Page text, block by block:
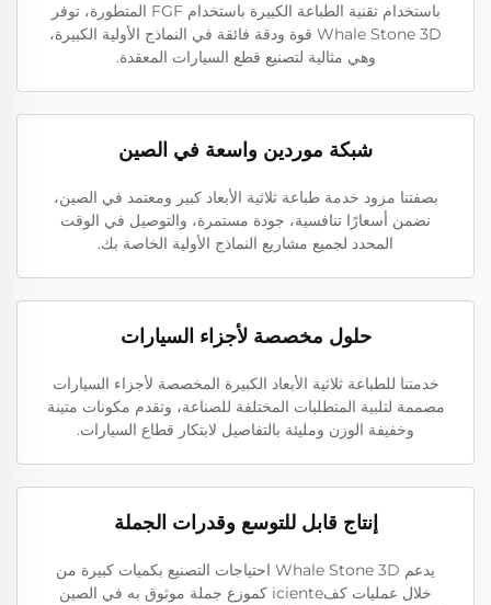
باستخدام تقنية الطباعة الكبيرة باستخدام FGF المتطورة، توفر
Whale Stone 3D قوة ودقة فائقة في النماذج الأولية الكبيرة،
وهي مثالية لتصنيع قطع السيارات المعقدة.
شبكة موردين واسعة في الصين
بصفتنا مزود خدمة طباعة ثلاثية الأبعاد كبير ومعتمد في الصين،
نضمن أسعارًا تنافسية، جودة مستمرة، والتوصيل في الوقت
المحدد لجميع مشاريع النماذج الأولية الخاصة بك.
حلول مخصصة لأجزاء السيارات
خدمتنا للطباعة ثلاثية الأبعاد الكبيرة المخصصة لأجزاء السيارات
مصممة لتلبية المتطلبات المختلفة للصناعة، وتقدم مكونات متينة
وخفيفة الوزن ومليئة بالتفاصيل لابتكار قطاع السيارات.
إنتاج قابل للتوسع وقدرات الجملة
يدعم Whale Stone 3D احتياجات التصنيع بكميات كبيرة من
خلال عمليات كفiciente كموزع جملة موثوق به في الصين